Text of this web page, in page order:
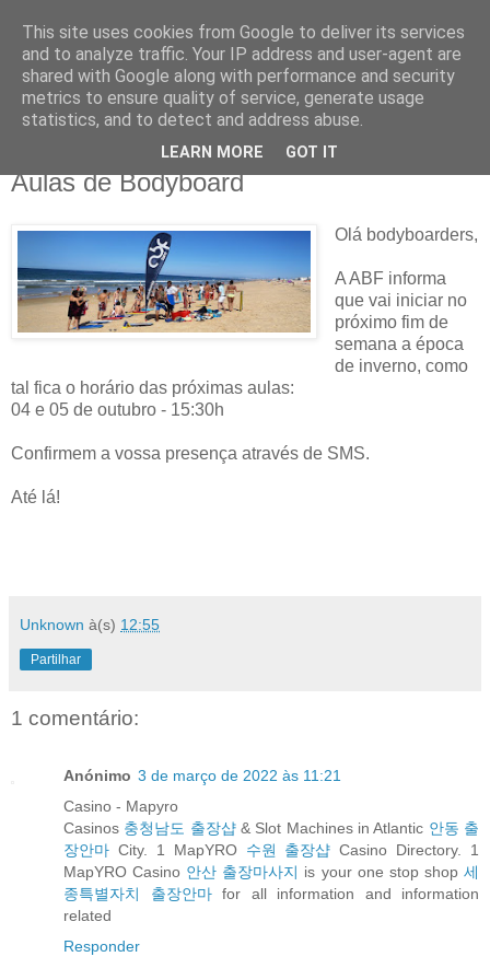
sábado, 4 de outubro de 2014
Aulas de Bodyboard
Olá bodyboarders,
A ABF informa
que vai iniciar no
próximo fim de
semana a época
de inverno, como
tal fica o horário das próximas aulas:
04 e 05 de outubro - 15:30h
Confirmem a vossa presença através de SMS.
Até lá!
Unknown à(s) 12:55
Partilhar
1 comentário:
Anónimo 3 de março de 2022 às 11:21
Casino - Mapyro
Casinos 충청남도 출장샵& Slot Machines in Atlantic 안동 출
장안마 City. 1 MapYRO 수원 출장샵 Casino Directory. 1
MapYRO Casino 안산 출장마사지 is your one stop shop세
종특별자치 출장안마for all information and information
related
Responder
This site uses cookies from Google to deliver its services
and to analyze traffic. Your IP address and user-agent are
shared with Google along with performance and security
metrics to ensure quality of service, generate usage
statistics, and to detect and address abuse.
LEARN MORE GOT IT